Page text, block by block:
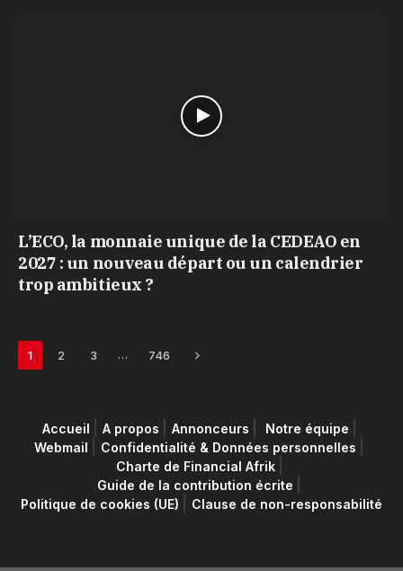
L’ECO, la monnaie unique de la CEDEAO en
2027 : un nouveau départ ou un calendrier
trop ambitieux ?
1 2 3 … 746 Next
Accueil A propos Annonceurs
Notre équipe
Webmail
Confidentialité & Données personnelles
Charte de Financial Afrik
Guide de la contribution écrite
Politique de cookies (UE)
Clause de non-responsabilité